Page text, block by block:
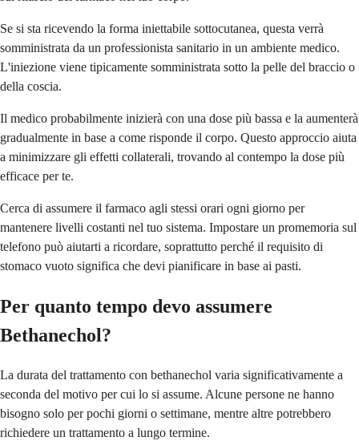
Se si sta ricevendo la forma iniettabile sottocutanea, questa verrà
somministrata da un professionista sanitario in un ambiente medico.
L'iniezione viene tipicamente somministrata sotto la pelle del braccio o
della coscia.
Il medico probabilmente inizierà con una dose più bassa e la aumenterà
gradualmente in base a come risponde il corpo. Questo approccio aiuta
a minimizzare gli effetti collaterali, trovando al contempo la dose più
efficace per te.
Cerca di assumere il farmaco agli stessi orari ogni giorno per
mantenere livelli costanti nel tuo sistema. Impostare un promemoria sul
telefono può aiutarti a ricordare, soprattutto perché il requisito di
stomaco vuoto significa che devi pianificare in base ai pasti.
Per quanto tempo devo assumere
Bethanechol?
La durata del trattamento con bethanechol varia significativamente a
seconda del motivo per cui lo si assume. Alcune persone ne hanno
bisogno solo per pochi giorni o settimane, mentre altre potrebbero
richiedere un trattamento a lungo termine.